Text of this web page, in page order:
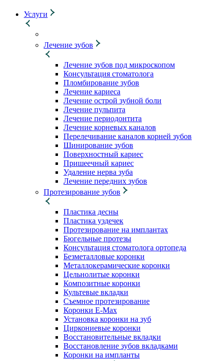
Услуги
Лечение зубов
Лечение зубов под микроскопом
Консультация стоматолога
Пломбирование зубов
Лечение кариеса
Лечение острой зубной боли
Лечение пульпита
Лечение периодонтита
Лечение корневых каналов
Перелечивание каналов корней зубов
Шинирование зубов
Поверхностный кариес
Пришеечный кариес
Удаление нерва зуба
Лечение передних зубов
Протезирование зубов
Пластика десны
Пластика уздечек
Протезирование на имплантах
Бюгельные протезы
Консультация стоматолога ортопеда
Безметалловые коронки
Металлокерамические коронки
Цельнолитые коронки
Композитные коронки
Культевые вкладки
Съемное протезирование
Коронки E-Max
Установка коронки на зуб
Циркониевые коронки
Восстановительные вкладки
Восстановление зубов вкладками
Коронки на импланты